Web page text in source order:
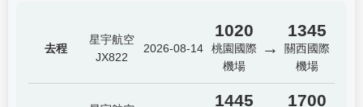
去程
星宇航空
JX822
2026-08-14
1020
桃園國際
機場
→
1345
關西國際
機場
1445 1700